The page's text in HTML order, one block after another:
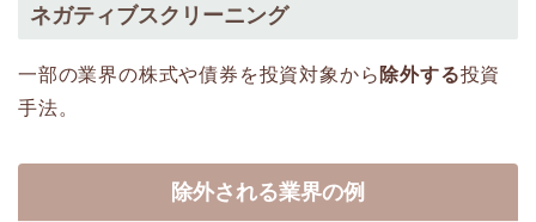
ネガティブスクリーニング
一部の業界の株式や債券を投資対象から 除外する投資
手法。
除外される業界の例